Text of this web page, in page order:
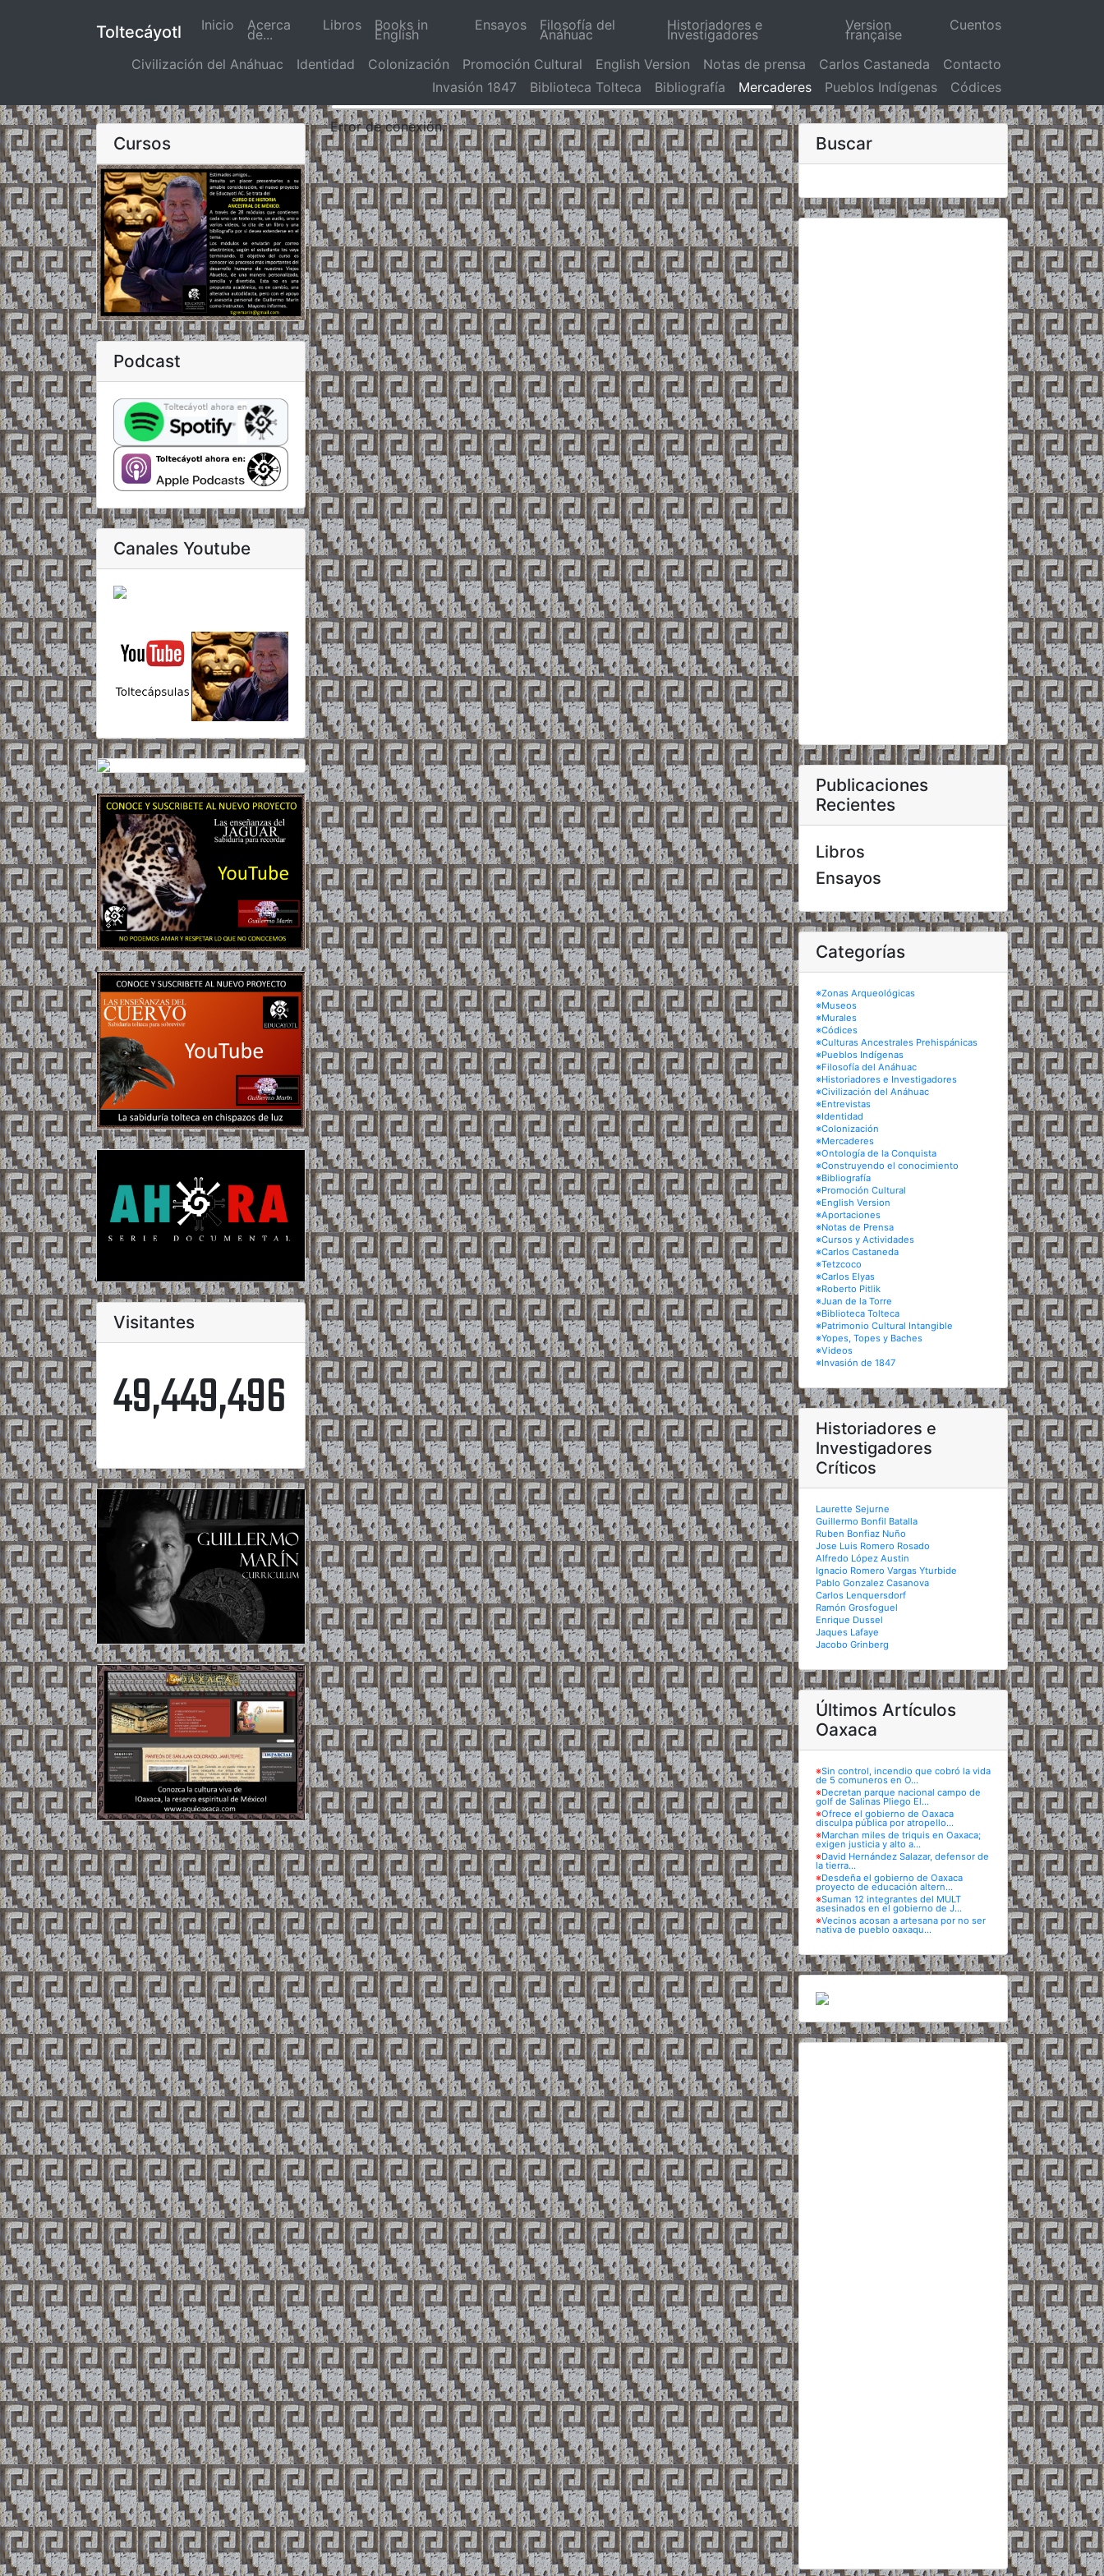
Toltecáyotl Inicio (actual)
Acerca
de...
Libros Books in
English
Ensayos Filosofía del
Anáhuac
Historiadores e
Investigadores
Version
française
Cuentos
Civilización del Anáhuac Identidad Colonización Promoción Cultural English Version Notas de prensa Carlos Castaneda
Contacto
Invasión 1847
Biblioteca Tolteca Bibliografía Mercaderes Pueblos Indígenas Códices
Cursos
Podcast
Canales Youtube
Visitantes
49,449,496
Error de conexión.
Buscar
Publicaciones
Recientes
Libros
Ensayos
Categorías
※Zonas Arqueológicas
※Museos
※Murales
※Códices
※Culturas Ancestrales Prehispánicas
※Pueblos Indígenas
※Filosofía del Anáhuac
※Historiadores e Investigadores
※Civilización del Anáhuac
※Entrevistas
※Identidad
※Colonización
※Mercaderes
※Ontología de la Conquista
※Construyendo el conocimiento
※Bibliografía
※Promoción Cultural
※English Version
※Aportaciones
※Notas de Prensa
※Cursos y Actividades
※Carlos Castaneda
※Tetzcoco
※Carlos Elyas
※Roberto Pitlik
※Juan de la Torre
※Biblioteca Tolteca
※Patrimonio Cultural Intangible
※Yopes, Topes y Baches
※Videos
※Invasión de 1847
Historiadores e
Investigadores
Críticos
Laurette Sejurne
Guillermo Bonfil Batalla
Ruben Bonfiaz Nuño
Jose Luis Romero Rosado
Alfredo López Austin
Ignacio Romero Vargas Yturbide
Pablo Gonzalez Casanova
Carlos Lenquersdorf
Ramón Grosfoguel
Enrique Dussel
Jaques Lafaye
Jacobo Grinberg
Últimos Artículos
Oaxaca
※Sin control, incendio que cobró la vida
de 5 comuneros en O...
※Decretan parque nacional campo de
golf de Salinas Pliego El...
※Ofrece el gobierno de Oaxaca
disculpa pública por atropello...
※Marchan miles de triquis en Oaxaca;
exigen justicia y alto a...
※David Hernández Salazar, defensor de
la tierra...
※Desdeña el gobierno de Oaxaca
proyecto de educación altern...
※Suman 12 integrantes del MULT
asesinados en el gobierno de J...
※Vecinos acosan a artesana por no ser
nativa de pueblo oaxaqu...